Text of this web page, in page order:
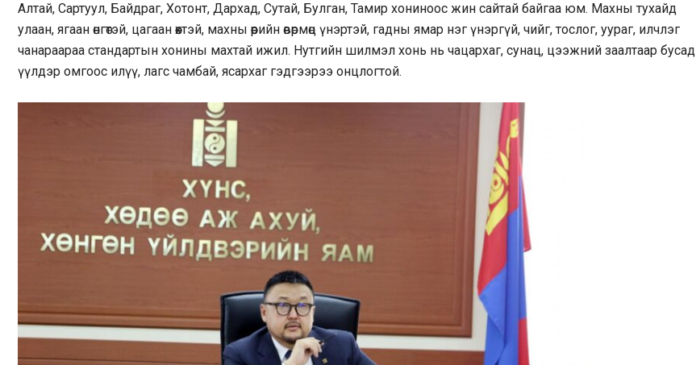
Алтай, Сартуул, Байдраг, Хотонт, Дархад, Сутай, Булган, Тамир хониноос жин сайтай байгаа юм. Махны тухайд
улаан, ягаан өнгөтэй, цагаан өөхтэй, махны өөрийн өвөрмөц үнэртэй, гадны ямар нэг үнэргүй, чийг, тослог, уураг, илчлэг
чанараараа стандартын хонины махтай ижил. Нутгийн шилмэл хонь нь чацархаг, сунац, цээжний заалтаар бусад
үүлдэр омгоос илүү, лагс чамбай, ясархаг гэдгээрээ онцлогтой.